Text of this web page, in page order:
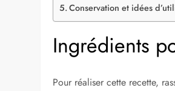
Conservation et idées
Ingrédients
Pour réaliser cette recette,